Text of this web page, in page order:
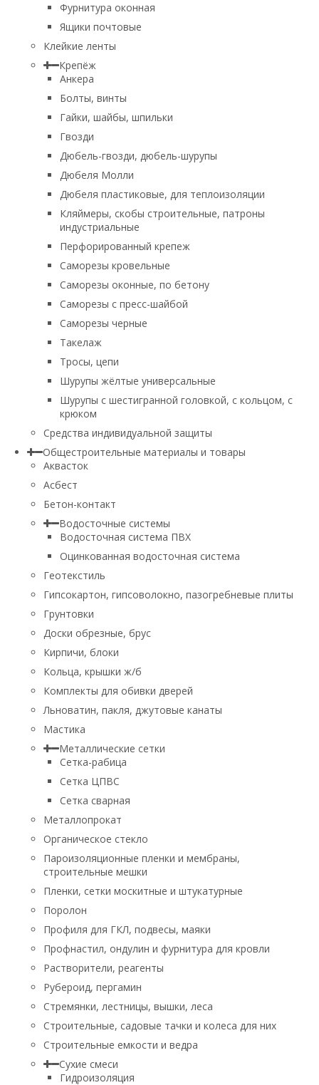
Фурнитура оконная
Ящики почтовые
Клейкие ленты
Крепёж
Анкера
Болты, винты
Гайки, шайбы, шпильки
Гвозди
Дюбель-гвозди, дюбель-шурупы
Дюбеля Молли
Дюбеля пластиковые, для теплоизоляции
Кляймеры, скобы строительные, патроны
индустриальные
Перфорированный крепеж
Саморезы кровельные
Саморезы оконные, по бетону
Саморезы с пресс-шайбой
Саморезы черные
Такелаж
Тросы, цепи
Шурупы жёлтые универсальные
Шурупы с шестигранной головкой, с кольцом, с
крюком
Средства индивидуальной защиты
Общестроительные материалы и товары
Аквасток
Асбест
Бетон-контакт
Водосточные системы
Водосточная система ПВХ
Оцинкованная водосточная система
Геотекстиль
Гипсокартон, гипсоволокно, пазогребневые плиты
Грунтовки
Доски обрезные, брус
Кирпичи, блоки
Кольца, крышки ж/б
Комплекты для обивки дверей
Льноватин, пакля, джутовые канаты
Мастика
Металлические сетки
Сетка-рабица
Сетка ЦПВС
Сетка сварная
Металлопрокат
Органическое стекло
Пароизоляционные пленки и мембраны,
строительные мешки
Пленки, сетки москитные и штукатурные
Поролон
Профиля для ГКЛ, подвесы, маяки
Профнастил, ондулин и фурнитура для кровли
Растворители, реагенты
Рубероид, пергамин
Стремянки, лестницы, вышки, леса
Строительные, садовые тачки и колеса для них
Строительные емкости и ведра
Сухие смеси
Гидроизоляция